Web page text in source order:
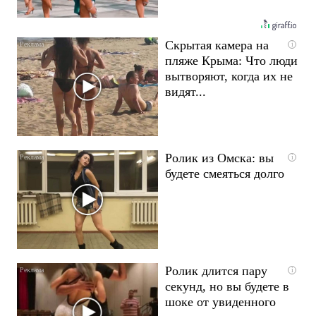
i
Скрытая камера на
пляже Крыма: Что люди
вытворяют, когда их не
видят...
i
Ролик из Омска: вы
будете смеяться долго
i
Ролик длится пару
секунд, но вы будете в
шоке от увиденного